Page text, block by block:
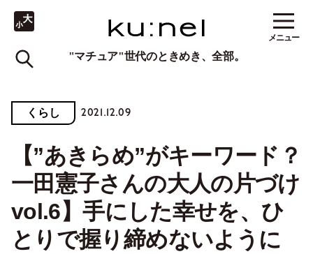
"マチュア"世代のときめき、全部。
メニュー
くらし 2021.12.09
【”あきらめ”がキーワード？
一田憲子さんの大人の片づけ
vol.6】手にした幸せを、ひ
とりで握り締めないように